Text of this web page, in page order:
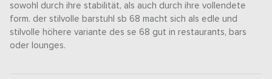
sowohl durch ihre stabilität, als auch durch ihre vollendete
form. der stilvolle barstuhl sb 68 macht sich als edle und
stilvolle höhere variante des se 68 gut in restaurants, bars
oder lounges.